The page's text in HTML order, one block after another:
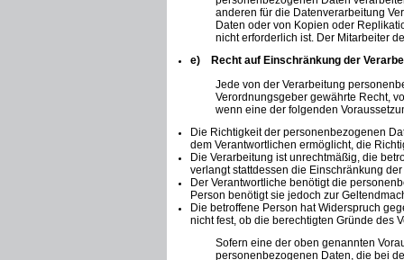
anderen für die Datenverarbeitung
Daten oder von Kopien oder
nicht erforderlich ist. Der Mitarbeiter
e) Recht auf Einschränkung der
Jede von der Verarbeitung
Verordnungsgeber gewährte Recht,
wenn eine der folgenden
Die Richtigkeit der personenbezogenen
dem Verantwortlichen ermöglicht, die
Die Verarbeitung ist unrechtmäßig, die
verlangt stattdessen die Einschränkung
Der Verantwortliche benötigt die
Person benötigt sie jedoch zur
Die betroffene Person hat Widerspruch
nicht fest, ob die berechtigten Gründe des
Sofern eine der oben genannten
personenbezogenen Daten, die bei